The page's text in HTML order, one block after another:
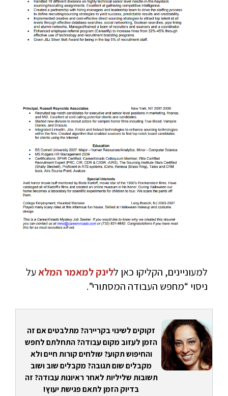
למעוניינים, הקליקו כאן ללינק למאמר המלאעל
ניסוי “מחפש העבודה המסתורי”.
זקוקים לשינוי בקריירה? מתלבטים אם זה
הזמן לעזוב מקום עבודה? התחלתם לחפש
והחיפוש תקוע? שולחים קורות חיים ולא
מקבלים שום תגובה? מקבלים שוב ושוב
תשובות שליליות לאחר ראיונות עבודה? זה
בדיוק הזמן לתאם פגישת יעוץ!